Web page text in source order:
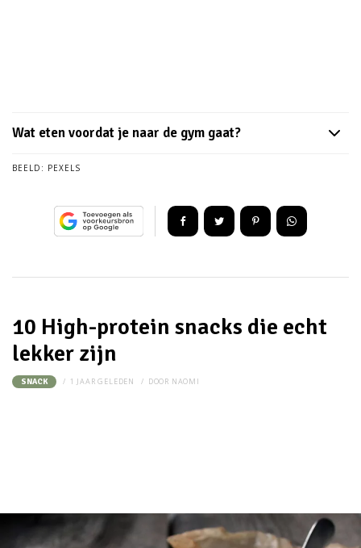
Wat eten voordat je naar de gym gaat?
BEELD: PEXELS
10 High-protein snacks die echt
lekker zijn
SNACK 1 JAAR GELEDEN DOOR NAOMI